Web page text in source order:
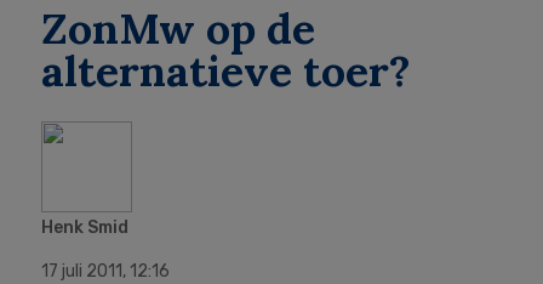
ZonMw op de
alternatieve toer?
Henk Smid
17 juli 2011, 12:16